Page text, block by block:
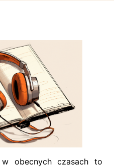
obecnych czasach to